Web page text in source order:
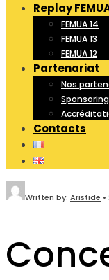
Replay
FEMUA 14
FEMUA 13
FEMUA 12
Partenariat
Nos
Sponsoring
Contacts
Written by: Aristide •